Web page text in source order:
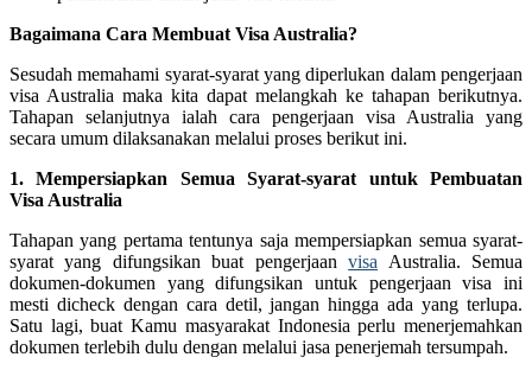
Bagaimana Cara Membuat Visa Australia?
Sesudah memahami syarat-syarat yang diperlukan dalam pengerjaan
visa Australia maka kita dapat melangkah ke tahapan berikutnya.
Tahapan selanjutnya ialah cara pengerjaan visa Australia yang
secara umum dilaksanakan melalui proses berikut ini.
1. Mempersiapkan Semua Syarat-syarat untuk Pembuatan
Visa Australia
Tahapan yang pertama tentunya saja mempersiapkan semua syarat-
syarat yang difungsikan buat pengerjaanvisa Australia. Semua
dokumen-dokumen yang difungsikan untuk pengerjaan visa ini
mesti dicheck dengan cara detil, jangan hingga ada yang terlupa.
Satu lagi, buat Kamu masyarakat Indonesia perlu menerjemahkan
dokumen terlebih dulu dengan melalui jasa penerjemah tersumpah.